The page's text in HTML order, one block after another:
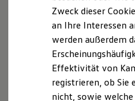
Laden
Laden
Laden Zuhause
Batterie
Sicherheit
Garantie und
Probefahrt
Fahrzeugangebot
Zweck dieser
an Ihre Interessen
werden außerdem
Effektivität von
registrieren, ob Sie
nicht, sowie